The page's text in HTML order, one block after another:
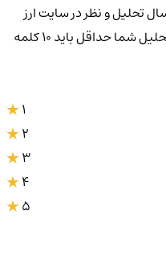
تحلیل و نظر در سایت ارز
دیجیتال رایگان هدیه بگیرید. نظر یا تحلیل شما حداقل باید ۱۰ کلمه
3
4
5